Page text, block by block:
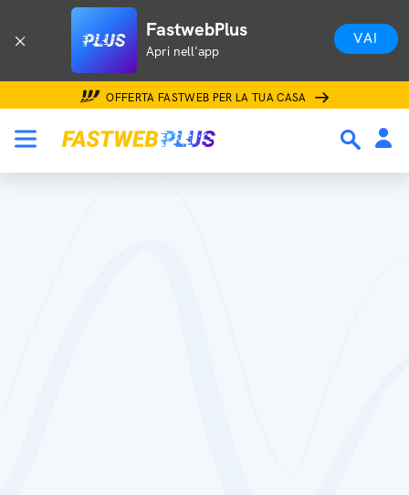
FastwebPlus
Apri nell'app
VAI
OFFERTA FASTWEB PER LA TUA CASA